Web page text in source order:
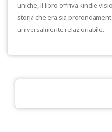
uniche, il libro offriva kindle
storia che era sia
universalmente relazionabile.